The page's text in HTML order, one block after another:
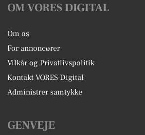
OM VORES DIGITAL
Om os
For annoncører
Vilkår og Privatlivspolitik
Kontakt VORES Digital
Administrer samtykke
GENVEJE